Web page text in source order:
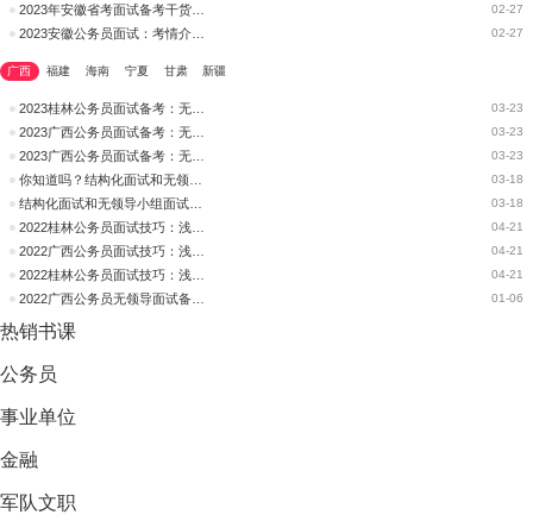
02-27
02-27
广西 福建 海南 宁夏 甘肃 新疆
03-23
03-23
03-23
03-18
03-18
04-21
04-21
04-21
01-06
热销书课
公务员
事业单位
金融
军队文职